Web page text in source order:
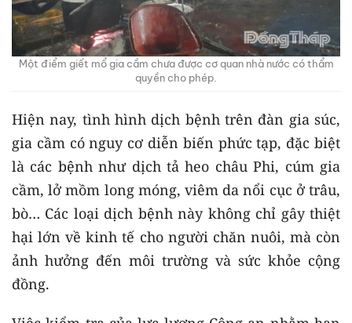
Một điểm giết mổ gia cầm chưa được cơ quan nhà nước có thẩm
quyền cho phép.
Hiện nay, tình hình dịch bệnh trên đàn gia súc,
gia cầm có nguy cơ diễn biến phức tạp, đặc biệt
là các bệnh như dịch tả heo châu Phi, cúm gia
cầm, lở mồm long móng, viêm da nổi cục ở trâu,
bò… Các loại dịch bệnh này không chỉ gây thiệt
hại lớn về kinh tế cho người chăn nuôi, mà còn
ảnh hưởng đến môi trường và sức khỏe cộng
đồng.